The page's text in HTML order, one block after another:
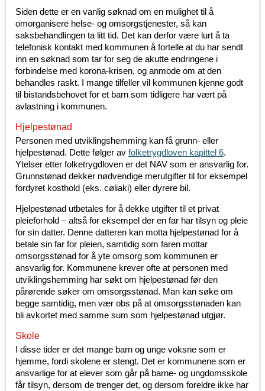
Siden dette er en vanlig søknad om en mulighet til å
omorganisere helse- og omsorgstjenester, så kan
saksbehandlingen ta litt tid. Det kan derfor være lurt å ta
telefonisk kontakt med kommunen å fortelle at du har sendt
inn en søknad som tar for seg de akutte endringene i
forbindelse med korona-krisen, og anmode om at den
behandles raskt. I mange tilfeller vil kommunen kjenne godt
til bistandsbehovet for et barn som tidligere har vært på
avlastning i kommunen.
Hjelpestønad
Personen med utviklingshemming kan få grunn- eller
hjelpestønad. Dette følger av folketrygdloven kapittel 6.
Ytelser etter folketrygdloven er det NAV som er ansvarlig for.
Grunnstønad dekker nødvendige merutgifter til for eksempel
fordyret kosthold (eks. cøliaki) eller dyrere bil.
Hjelpestønad utbetales for å dekke utgifter til et privat
pleieforhold – altså for eksempel der en far har tilsyn og pleie
for sin datter. Denne datteren kan motta hjelpestønad for å
betale sin far for pleien, samtidig som faren mottar
omsorgsstønad for å yte omsorg som kommunen er
ansvarlig for. Kommunene krever ofte at personen med
utviklingshemming har søkt om hjelpestønad før den
pårørende søker om omsorgsstønad. Man kan søke om
begge samtidig, men vær obs på at omsorgsstønaden kan
bli avkortet med samme sum som hjelpestønad utgjør.
Skole
I disse tider er det mange barn og unge voksne som er
hjemme, fordi skolene er stengt. Det er kommunene som er
ansvarlige for at elever som går på barne- og ungdomsskole
får tilsyn, dersom de trenger det, og dersom foreldre ikke har